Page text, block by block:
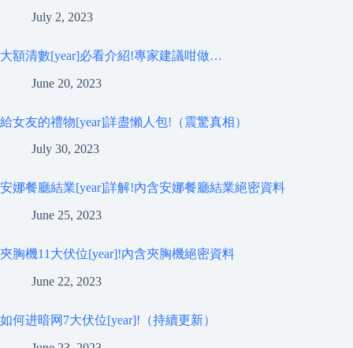
July 2, 2023
大額清數[year]必看介紹!專家建議咁做…
June 20, 2023
給女友的禮物[year]詳盡懶人包!（震驚真相）
July 30, 2023
安娜餐廳結業[year]詳解!內含安娜餐廳結業絕密資料
June 25, 2023
夾胸機11大伏位[year]!內含夾胸機絕密資料
June 22, 2023
如何进暗网7大伏位[year]!（持續更新）